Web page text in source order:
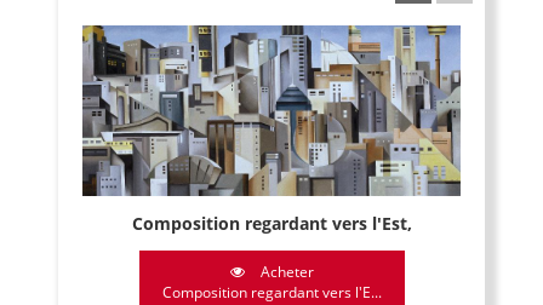
Composition regardant vers l'Est,
Acheter
Composition regardant vers l'E...